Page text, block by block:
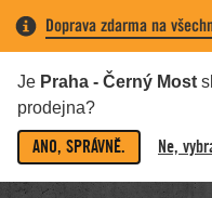
Doprava zdarma na
Je Praha - Černý Most
prodejna?
ANO, SPRÁVNĚ. Ne,